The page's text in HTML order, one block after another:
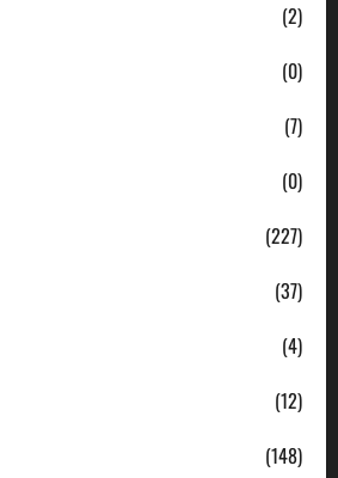
(2)
(0)
(7)
(0)
(227)
(37)
(4)
(12)
(148)